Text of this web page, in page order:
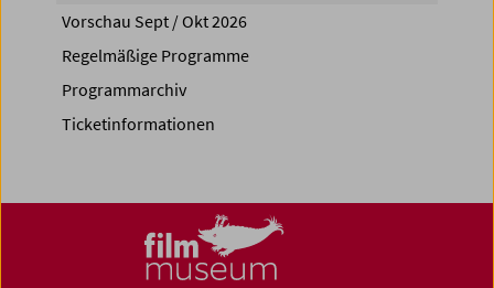
Vorschau Sept / Okt 2026
Regelmäßige Programme
Programmarchiv
Ticketinformationen